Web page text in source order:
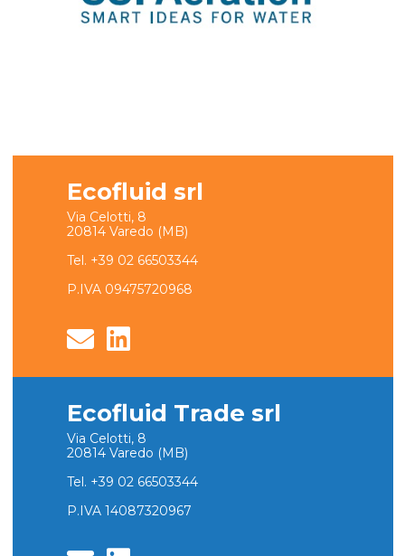
Ecofluid srl
Via Celotti, 8
20814 Varedo (MB)
Tel. +39 02 66503344
P.IVA 09475720968
Ecofluid Trade srl
Via Celotti, 8
20814 Varedo (MB)
Tel. +39 02 66503344
P.IVA 14087320967